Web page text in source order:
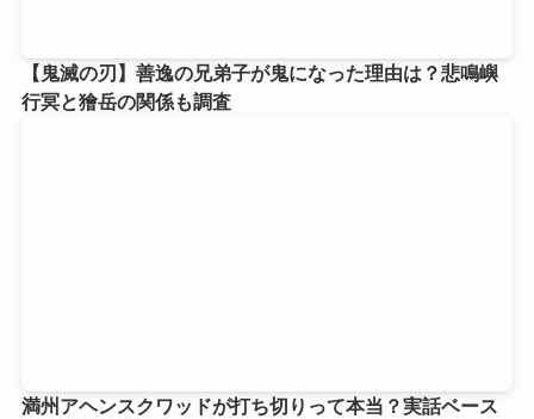
【鬼滅の刃】善逸の兄弟子が鬼になった理由は？悲鳴嶼
行冥と獪岳の関係も調査
満州アヘンスクワッドが打ち切りって本当？実話ベース